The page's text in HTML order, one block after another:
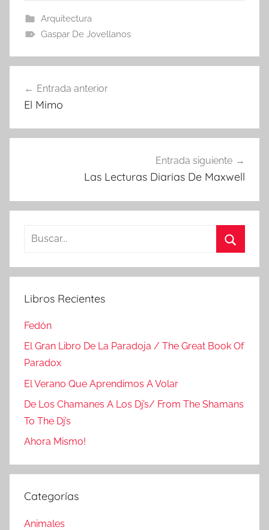
Arquitectura
Gaspar De Jovellanos
de
Entrada anterior
El Mimo
Entrada siguiente
Las Lecturas Diarias De Maxwell
Buscar:
Libros Recientes
Fedón
El Gran Libro De La Paradoja / The Great Book Of
Paradox
El Verano Que Aprendimos A Volar
De Los Chamanes A Los Dj’s/ From The Shamans
To The Dj’s
Ahora Mismo!
Categorías
Animales